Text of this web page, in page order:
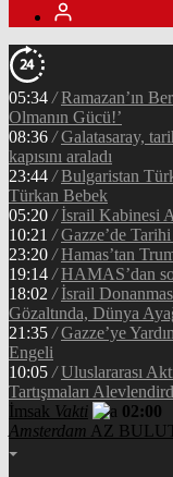
05:34 / Ramazan’ın
Olmanın Gücü!’
08:36 / Galatasaray,
kapısını araladı
23:44 / Bulgaristan
Türkan Bebek
05:20 / İsrail Kabinesi
10:21 / Gazze’de
23:20 / Hamas’tan
19:14 / HAMAS’dan
18:02 / İsrail
Gözaltında, Dünya
21:35 / Gazze’ye
Engeli
10:05 / Uluslararası
Tartışmaları
İmsak Vakti
02:00
Amsterdam AZ